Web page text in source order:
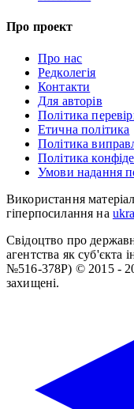
Про проект
Про нас
Редколегія
Контакти
Для авторів
Політика
Етична політика
Політика
Політика
Умови надання
Використання
гіперпосилання на
Свідоцтво про
агентства як суб'єкта
№516-378Р) © 2015 -
захищені.